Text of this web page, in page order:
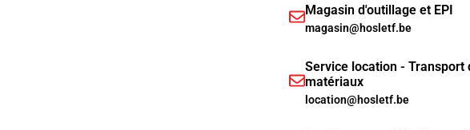
Magasin d'outillage et EPI
magasin@hosletf.be
Service location - Transport
matériaux
location@hosletf.be